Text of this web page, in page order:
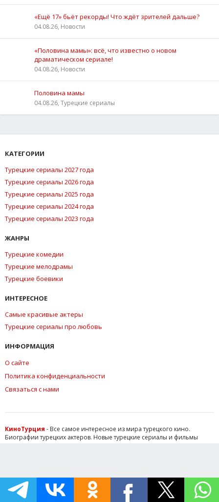
«Ещё 17» бьёт рекорды! Что ждёт зрителей дальше?
04.08.26, Новости
«Половина мамы»: всё, что известно о новом
драматическом сериале!
04.08.26, Новости
Половина мамы
04.08.26, Турецкие сериалы
КАТЕГОРИИ
Турецкие сериалы 2027 года
Турецкие сериалы 2026 года
Турецкие сериалы 2025 года
Турецкие сериалы 2024 года
Турецкие сериалы 2023 года
ЖАНРЫ
Турецкие комедии
Турецкие мелодрамы
Турецкие боевики
ИНТЕРЕСНОЕ
Самые красивые актеры
Турецкие сериалы про любовь
ИНФОРМАЦИЯ
О сайте
Политика конфиденциальности
Связаться с нами
КиноТурция - Все самое интересное из мира турецкого кино.
Биографии турецких актеров. Новые турецкие сериалы и фильмы